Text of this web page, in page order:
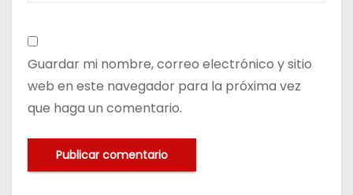
Guardar mi nombre, correo electrónico y sitio
web en este navegador para la próxima vez
que haga un comentario.